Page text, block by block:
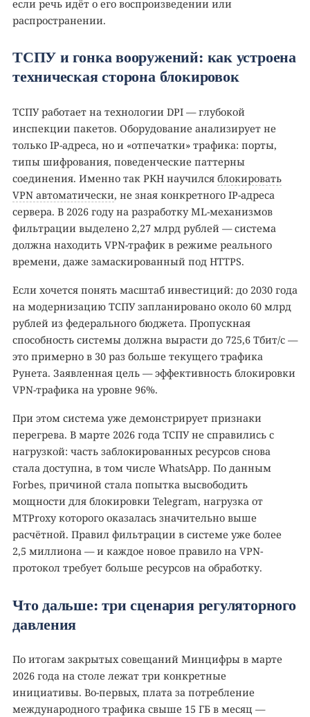
если речь идёт о его воспроизведении или
распространении.
ТСПУ и гонка вооружений: как устроена
техническая сторона блокировок
ТСПУ работает на технологии DPI — глубокой
инспекции пакетов. Оборудование анализирует не
только IP-адреса, но и «отпечатки» трафика: порты,
типы шифрования, поведенческие паттерны
соединения. Именно так РКН научился блокировать
VPN автоматически, не зная конкретного IP-адреса
сервера. В 2026 году на разработку ML-механизмов
фильтрации выделено 2,27 млрд рублей — система
должна находить VPN-трафик в режиме реального
времени, даже замаскированный под HTTPS.
Если хочется понять масштаб инвестиций: до 2030 года
на модернизацию ТСПУ запланировано около 60 млрд
рублей из федерального бюджета. Пропускная
способность системы должна вырасти до 725,6 Тбит/с —
это примерно в 30 раз больше текущего трафика
Рунета. Заявленная цель — эффективность блокировки
VPN-трафика на уровне 96%.
При этом система уже демонстрирует признаки
перегрева. В марте 2026 года ТСПУ не справились с
нагрузкой: часть заблокированных ресурсов снова
стала доступна, в том числе WhatsApp. По данным
Forbes, причиной стала попытка высвободить
мощности для блокировки Telegram, нагрузка от
MTProxy которого оказалась значительно выше
расчётной. Правил фильтрации в системе уже более
2,5 миллиона — и каждое новое правило на VPN-
протокол требует больше ресурсов на обработку.
Что дальше: три сценария регуляторного
давления
По итогам закрытых совещаний Минцифры в марте
2026 года на столе лежат три конкретные
инициативы. Во-первых, плата за потребление
международного трафика свыше 15 ГБ в месяц —